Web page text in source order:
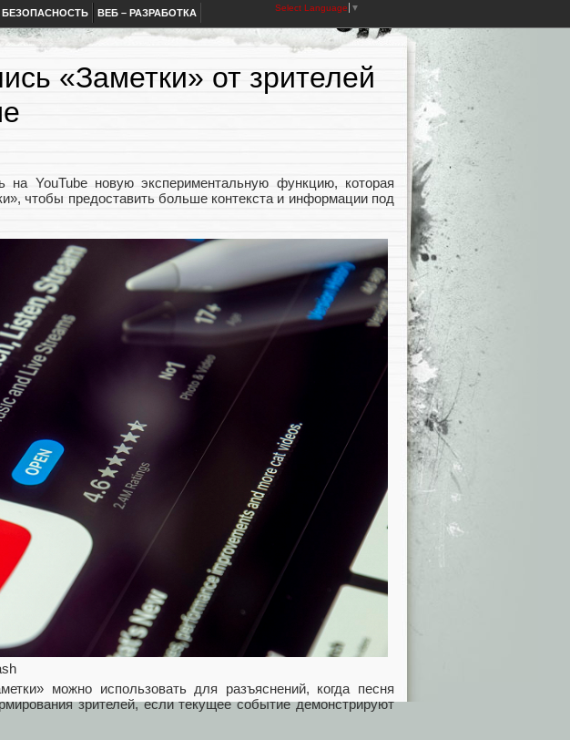
ВЕБ – РАЗРАБОТКА Select Language ▼
«Заметки» от зрителей
на YouTube новую экспериментальную функцию, которая
чтобы предоставить больше контекста и информации под
можно использовать для разъяснений, когда песня
зрителей, если текущее событие демонстрируют